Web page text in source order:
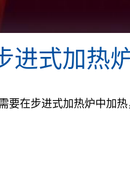
进式加热
要在步进式加热炉中加